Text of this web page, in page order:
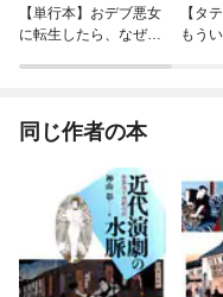
【単行本】おデブ悪女
に転生したら、なぜか
【タ
もう
同じ作者の本